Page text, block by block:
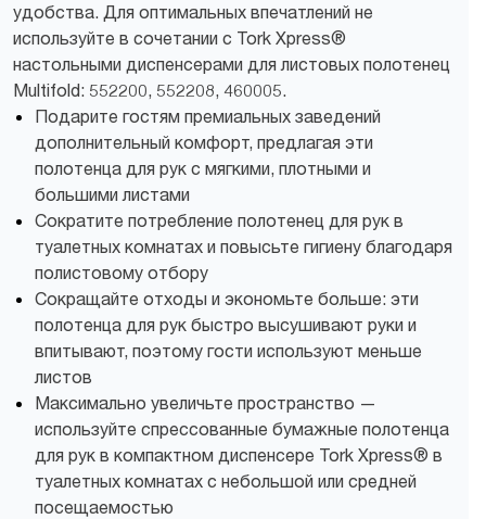
удобства. Для оптимальных впечатлений не
используйте в сочетании с Tork Xpress®
настольными диспенсерами для листовых полотенец
Multifold: 552200, 552208, 460005.
Подарите гостям премиальных заведений
дополнительный комфорт, предлагая эти
полотенца для рук с мягкими, плотными и
большими листами
Сократите потребление полотенец для рук в
туалетных комнатах и повысьте гигиену благодаря
полистовому отбору
Сокращайте отходы и экономьте больше: эти
полотенца для рук быстро высушивают руки и
впитывают, поэтому гости используют меньше
листов
Максимально увеличьте пространство —
используйте спрессованные бумажные полотенца
для рук в компактном диспенсере Tork Xpress® в
туалетных комнатах с небольшой или средней
посещаемостью